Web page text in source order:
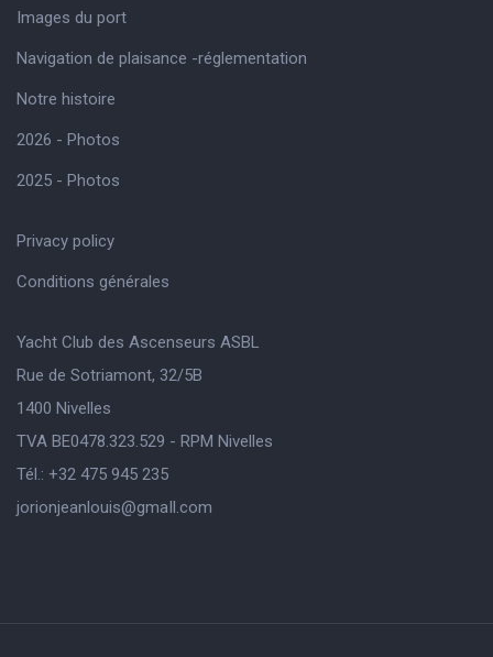
Images du port
Navigation de plaisance -réglementation
Notre histoire
2026 - Photos
2025 - Photos
Privacy policy
Conditions générales
Yacht Club des Ascenseurs ASBL
Rue de Sotriamont, 32/5B
1400 Nivelles
TVA BE0478.323.529 - RPM Nivelles
Tél.: +32 475 945 235
jorionjeanlouis@gmaIl.com